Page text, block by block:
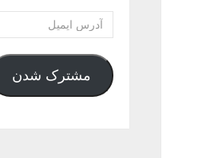
آدرس
ایمیل
مشترک شدن